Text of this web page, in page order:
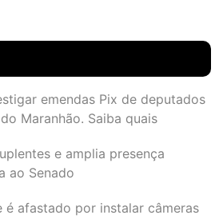
emendas Pix de deputados
Maranhão. Saiba quais
e amplia presença
ao Senado
é afastado por instalar câmeras